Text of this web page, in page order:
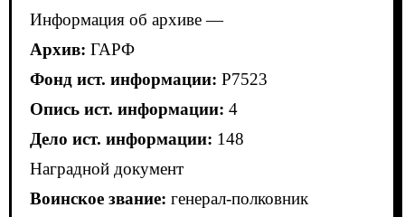
Информация об архиве —
Архив: ГАРФ
Фонд ист. информации: Р7523
Опись ист. информации: 4
Дело ист. информации: 148
Наградной документ
Воинское звание: генерал-полковник